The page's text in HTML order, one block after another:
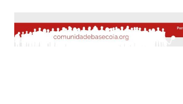
contenido